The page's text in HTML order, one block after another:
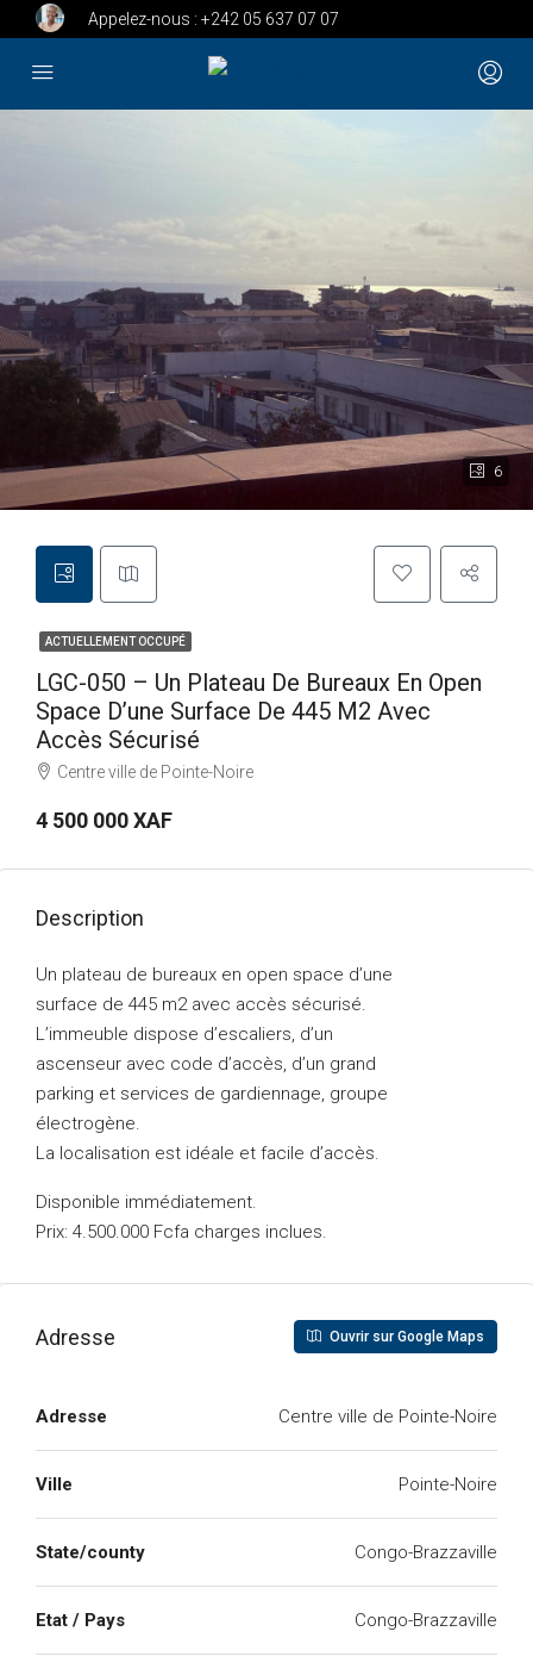
Appelez-nous : +242 05 637 07 07
6
ACTUELLEMENT OCCUPÉ
LGC-050 – Un Plateau De Bureaux En Open
Space D’une Surface De 445 M2 Avec
Accès Sécurisé
Centre ville de Pointe-Noire
4 500 000 XAF
Description
Un plateau de bureaux en open space d’une
surface de 445 m2 avec accès sécurisé.
L’immeuble dispose d’escaliers, d’un
ascenseur avec code d’accès, d’un grand
parking et services de gardiennage, groupe
électrogène.
La localisation est idéale et facile d’accès.
Disponible immédiatement.
Prix: 4.500.000 Fcfa charges inclues.
Adresse Ouvrir sur Google Maps
Adresse Centre ville de Pointe-Noire
Ville Pointe-Noire
State/county Congo-Brazzaville
Etat / Pays Congo-Brazzaville